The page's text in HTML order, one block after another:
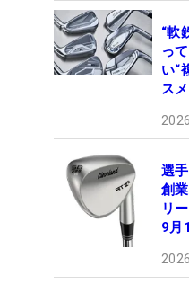
“軟
っ
い“
スメ
選
創
リ
9月